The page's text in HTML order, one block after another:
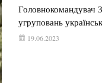
Головнокомандувач
угруповань
19.06.2023